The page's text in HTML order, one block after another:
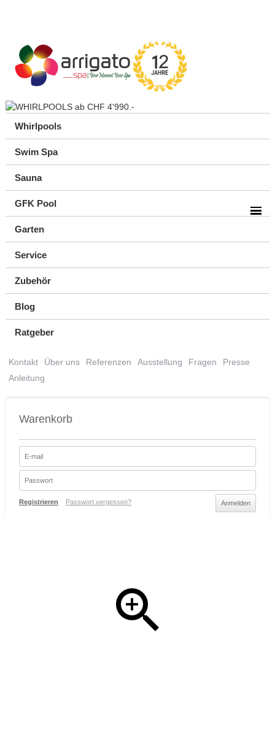
Whirlpools
Swim Spa
Sauna
GFK Pool
Garten
Service
Zubehör
Blog
Ratgeber
Kontakt Über uns Referenzen Ausstellung Fragen
Presse
Anleitung
Warenkorb
Registrieren Passwort vergessen?